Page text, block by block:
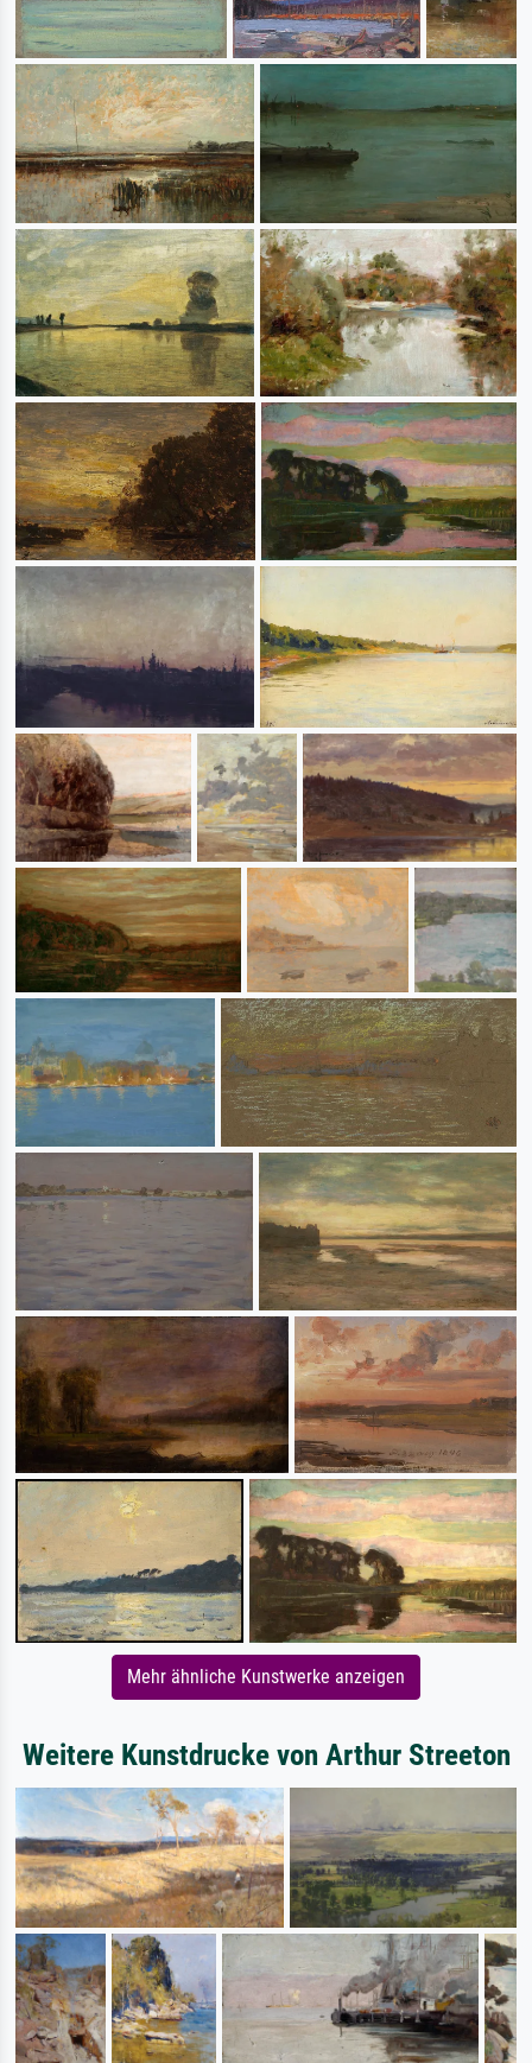
Mehr ähnliche Kunstwerke anzeigen
Weitere Kunstdrucke von Arthur Streeton